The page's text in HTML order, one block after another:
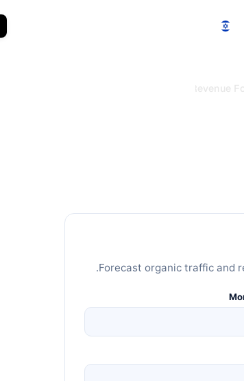
SEO Traffic and Revenue
Forecast organic traffic and